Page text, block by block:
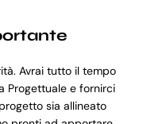
Avrai tutto il tempo
Progettuale e fornirci
sia allineato